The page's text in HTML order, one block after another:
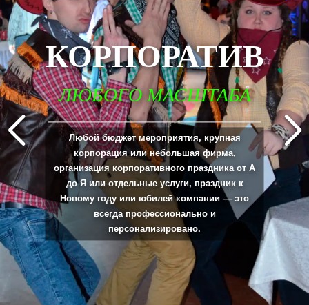
КОРПОРАТИВ
ЛЮБОГО МАСШТАБА
_____________________________________________________________________________
Любой бюджет мероприятия, крупная
корпорация или небольшая фирма,
организация корпоративного праздника от А
до Я или отдельные услуги, праздник к
Новому году или юбилей компании — это
всегда профессионально и
персонализировано.